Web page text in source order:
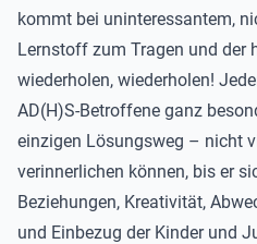
kommt bei uninteressantem,
Lernstoff zum Tragen und der
wiederholen, wiederholen!
AD(H)S-Betroffene ganz
einzigen Lösungsweg – nicht
verinnerlichen können, bis er
Beziehungen, Kreativität,
und Einbezug der Kinder und